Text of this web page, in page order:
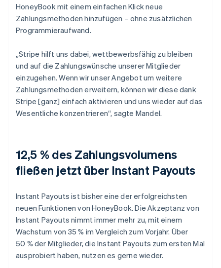
HoneyBook mit einem einfachen Klick neue
Zahlungsmethoden hinzufügen – ohne zusätzlichen
Programmieraufwand.
„Stripe hilft uns dabei, wettbewerbsfähig zu bleiben
und auf die Zahlungswünsche unserer Mitglieder
einzugehen. Wenn wir unser Angebot um weitere
Zahlungsmethoden erweitern, können wir diese dank
Stripe [ganz] einfach aktivieren und uns wieder auf das
Wesentliche konzentrieren“, sagte Mandel.
12,5 % des Zahlungsvolumens
fließen jetzt über Instant Payouts
Instant Payouts ist bisher eine der erfolgreichsten
neuen Funktionen von HoneyBook. Die Akzeptanz von
Instant Payouts nimmt immer mehr zu, mit einem
Wachstum von 35 % im Vergleich zum Vorjahr. Über
50 % der Mitglieder, die Instant Payouts zum ersten Mal
ausprobiert haben, nutzen es gerne wieder.